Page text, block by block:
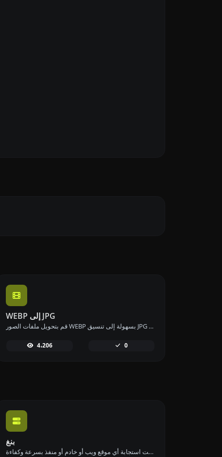
WEBP إلى JPG
قم بتحويل ملفات الصور WEBP بسهولة إلى تنسيق JPG باستخدام أداة تحويل WEBP إلى JPG الخاصة بنا لاستخدام الصور بشكل متنوع.
4،206 0
بنغ
استخدم أداة البينج الخاصة بنا للتحقق من حالة ووقت استجابة أي موقع ويب أو خادم أو منفذ بسرعة وكفاءة.